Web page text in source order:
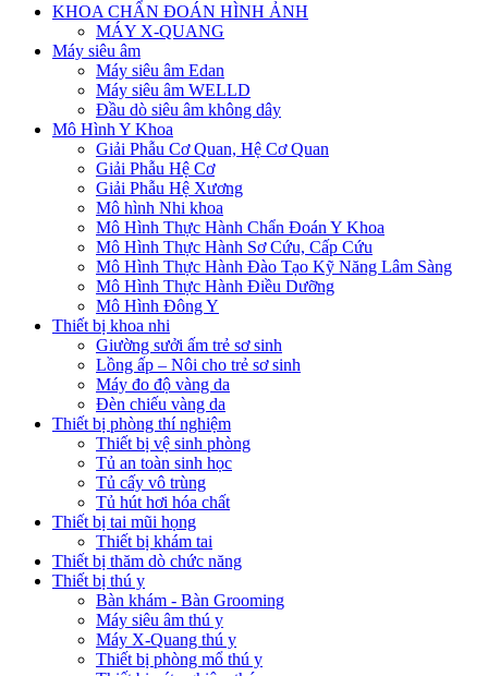
KHOA CHẨN ĐOÁN HÌNH ẢNH
MÁY X-QUANG
Máy siêu âm
Máy siêu âm Edan
Máy siêu âm WELLD
Đầu dò siêu âm không dây
Mô Hình Y Khoa
Giải Phẫu Cơ Quan, Hệ Cơ Quan
Giải Phẫu Hệ Cơ
Giải Phẫu Hệ Xương
Mô hình Nhi khoa
Mô Hình Thực Hành Chẩn Đoán Y Khoa
Mô Hình Thực Hành Sơ Cứu, Cấp Cứu
Mô Hình Thực Hành Đào Tạo Kỹ Năng Lâm Sàng
Mô Hình Thực Hành Điều Dưỡng
Mô Hình Đông Y
Thiết bị khoa nhi
Giường sưởi ấm trẻ sơ sinh
Lồng ấp – Nôi cho trẻ sơ sinh
Máy đo độ vàng da
Đèn chiếu vàng da
Thiết bị phòng thí nghiệm
Thiết bị vệ sinh phòng
Tủ an toàn sinh học
Tủ cấy vô trùng
Tủ hút hơi hóa chất
Thiết bị tai mũi họng
Thiết bị khám tai
Thiết bị thăm dò chức năng
Thiết bị thú y
Bàn khám - Bàn Grooming
Máy siêu âm thú y
Máy X-Quang thú y
Thiết bị phòng mổ thú y